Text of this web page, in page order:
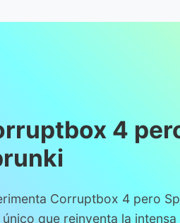
4
Corruptbox 4 pero
que reinventa la intensa